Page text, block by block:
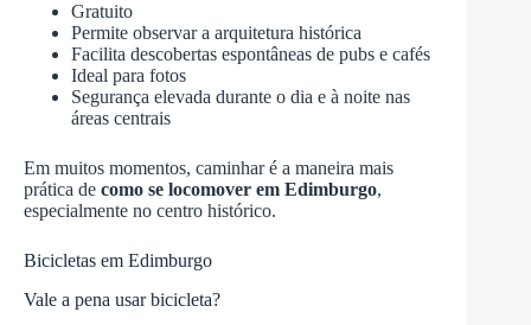
Gratuito
Permite observar a arquitetura histórica
Facilita descobertas espontâneas de pubs e cafés
Ideal para fotos
Segurança elevada durante o dia e à noite nas
áreas centrais
Em muitos momentos, caminhar é a maneira mais
prática de como se locomover em Edimburgo,
especialmente no centro histórico.
Bicicletas em Edimburgo
Vale a pena usar bicicleta?